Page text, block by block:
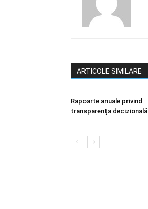
ARTICOLE SIMILARE
Rapoarte anuale privind
transparența decizională